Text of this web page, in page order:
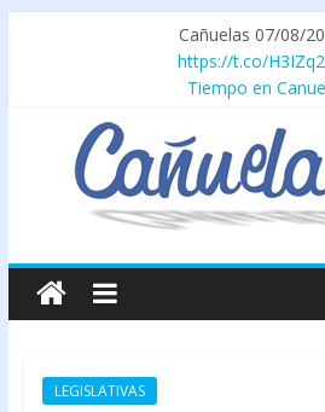
Cañuelas 07/08/
https://t.co/
Tiempo en
LEGISLATIVAS